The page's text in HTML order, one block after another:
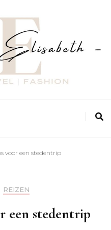
voor een stedentrip
REIZEN
een stedentrip